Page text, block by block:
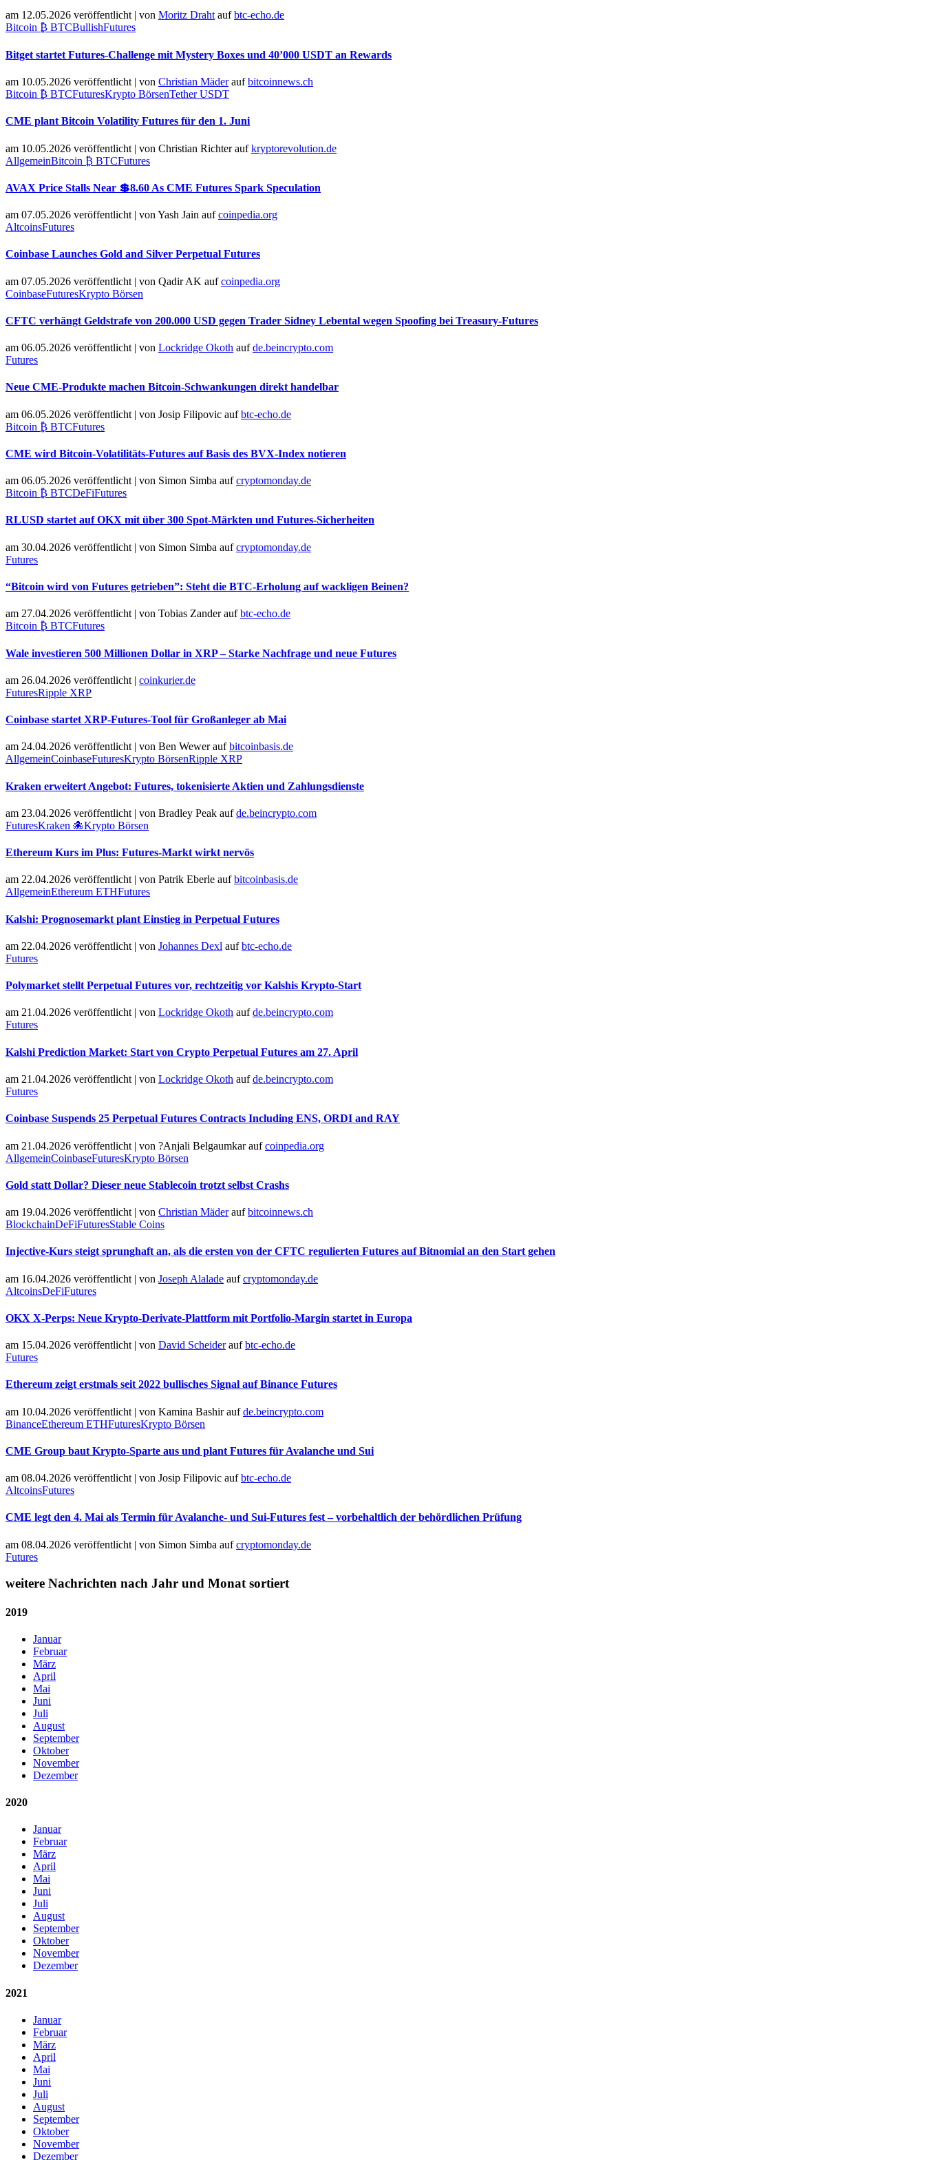
am 12.05.2026 veröffentlicht| von Moritz Drahtaufbtc-echo.de
Bitcoin ₿ BTCBullishFutures
Bitget startet Futures-Challenge mit Mystery Boxes und 40’000 USDT an Rewards
am 10.05.2026 veröffentlicht | von Christian Mäderaufbitcoinnews.ch
Bitcoin ₿ BTCFuturesKrypto BörsenTether USDT
CME plant Bitcoin Volatility Futures für den 1. Juni
am 10.05.2026 veröffentlicht | von Christian Richteraufkryptorevolution.de
AllgemeinBitcoin ₿ BTCFutures
AVAX Price Stalls Near 💲8.60 As CME Futures Spark Speculation
am 07.05.2026 veröffentlicht | von Yash Jain aufcoinpedia.org
AltcoinsFutures
Coinbase Launches Gold and Silver Perpetual Futures
am 07.05.2026 veröffentlicht | von Qadir AK aufcoinpedia.org
CoinbaseFuturesKrypto Börsen
CFTC verhängt Geldstrafe von 200.000 USD gegen Trader Sidney Lebental wegen Spoofing bei Treasury-Futures
am 06.05.2026 veröffentlicht | von Lockridge Okoth aufde.beincrypto.com
Futures
Neue CME-Produkte machen Bitcoin-Schwankungen direkt handelbar
am 06.05.2026 veröffentlicht | von Josip Filipovic aufbtc-echo.de
Bitcoin ₿ BTCFutures
CME wird Bitcoin-Volatilitäts-Futures auf Basis des BVX-Index notieren
am 06.05.2026 veröffentlicht | von Simon Simba aufcryptomonday.de
Bitcoin ₿ BTCDeFiFutures
RLUSD startet auf OKX mit über 300 Spot-Märkten und Futures-Sicherheiten
am 30.04.2026 veröffentlicht | von Simon Simba aufcryptomonday.de
Futures
“Bitcoin wird von Futures getrieben”: Steht die BTC-Erholung auf wackligen Beinen?
am 27.04.2026 veröffentlicht | von Tobias Zanderaufbtc-echo.de
Bitcoin ₿ BTCFutures
Wale investieren 500 Millionen Dollar in XRP – Starke Nachfrage und neue Futures
am 26.04.2026 veröffentlicht | coinkurier.de
FuturesRipple XRP
Coinbase startet XRP-Futures-Tool für Großanleger ab Mai
am 24.04.2026 veröffentlicht | von Ben Weweraufbitcoinbasis.de
AllgemeinCoinbaseFuturesKrypto BörsenRipple XRP
Kraken erweitert Angebot: Futures, tokenisierte Aktien und Zahlungsdienste
am 23.04.2026 veröffentlicht | von Bradley Peak aufde.beincrypto.com
FuturesKraken 🐙Krypto Börsen
Ethereum Kurs im Plus: Futures-Markt wirkt nervös
am 22.04.2026 veröffentlicht | von Patrik Eberle aufbitcoinbasis.de
AllgemeinEthereum ETHFutures
Kalshi: Prognosemarkt plant Einstieg in Perpetual Futures
am 22.04.2026 veröffentlicht | von Johannes Dexl aufbtc-echo.de
Futures
Polymarket stellt Perpetual Futures vor, rechtzeitig vor Kalshis Krypto-Start
am 21.04.2026 veröffentlicht| von Lockridge Okoth aufde.beincrypto.com
Futures
Kalshi Prediction Market: Start von Crypto Perpetual Futures am 27. April
am 21.04.2026 veröffentlicht | von Lockridge Okoth aufde.beincrypto.com
Futures
Coinbase Suspends 25 Perpetual Futures Contracts Including ENS, ORDI and RAY
am 21.04.2026 veröffentlicht | von ?Anjali Belgaumkaraufcoinpedia.org
AllgemeinCoinbaseFuturesKrypto Börsen
Gold statt Dollar? Dieser neue Stablecoin trotzt selbst Crashs
am 19.04.2026 veröffentlicht | von Christian Mäderaufbitcoinnews.ch
BlockchainDeFiFuturesStable Coins
Injective-Kurs steigt sprunghaft an, als die ersten von der CFTC regulierten Futures auf Bitnomial an den Start gehen
am 16.04.2026 veröffentlicht | von Joseph Alalade aufcryptomonday.de
AltcoinsDeFiFutures
OKX X-Perps: Neue Krypto-Derivate-Plattform mit Portfolio-Margin startet in Europa
am 15.04.2026 veröffentlicht | von David Scheideraufbtc-echo.de
Futures
Ethereum zeigt erstmals seit 2022 bullisches Signal auf Binance Futures
am 10.04.2026 veröffentlicht | von Kamina Bashiraufde.beincrypto.com
BinanceEthereum ETHFuturesKrypto Börsen
CME Group baut Krypto-Sparte aus und plant Futures für Avalanche und Sui
am 08.04.2026 veröffentlicht | von Josip Filipovic aufbtc-echo.de
AltcoinsFutures
CME legt den 4. Mai als Termin für Avalanche- und Sui-Futures fest – vorbehaltlich der behördlichen Prüfung
am 08.04.2026 veröffentlicht | von Simon Simba aufcryptomonday.de
Futures
weitere Nachrichten nach Jahr und Monat sortiert
2019
Januar
Februar
März
April
Mai
Juni
Juli
August
September
Oktober
November
Dezember
2020
Januar
Februar
März
April
Mai
Juni
Juli
August
September
Oktober
November
Dezember
2021
Januar
Februar
März
April
Mai
Juni
Juli
August
September
Oktober
November
Dezember